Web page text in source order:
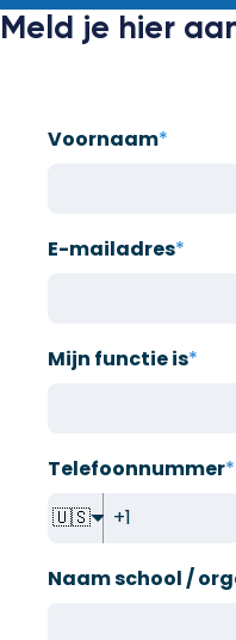
Meld je hier
Voornaam*
E-mailadres*
Mijn functie is*
Telefoonnummer*
🇺🇸
Naam school /